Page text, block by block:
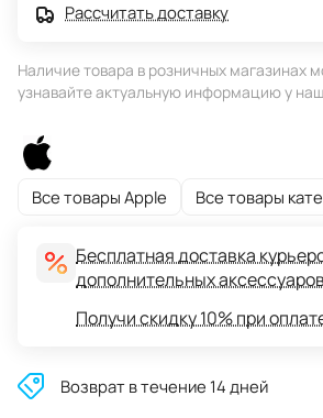
Рассчитать доставку
Наличие товара в розничных магазинах
узнавайте актуальную информацию у
Все товары Apple Все товары
Бесплатная доставка
дополнительных
Получи скидку 10% при
Возврат в течение 14 дней